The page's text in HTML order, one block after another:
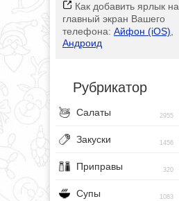
Как добавить ярлык на
главный экран Вашего
телефона: Айфон (iOS)
Андроид
Рубрикатор
Салаты 2955
Закуски 1456
Приправы 320
Супы 1083